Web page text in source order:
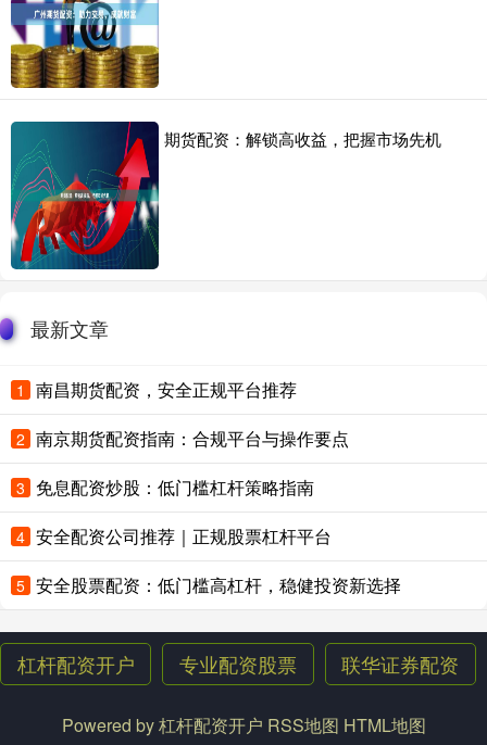
期货配资：解锁高收益，把握市场先机
最新文章
1 南昌期货配资，安全正规平台推荐
2 南京期货配资指南：合规平台与操作要点
3 免息配资炒股：低门槛杠杆策略指南
4 安全配资公司推荐｜正规股票杠杆平台
5 安全股票配资：低门槛高杠杆，稳健投资新选择
杠杆配资开户 专业配资股票 联华证券配资
Powered by杠杆配资开户 RSS地图 HTML地图